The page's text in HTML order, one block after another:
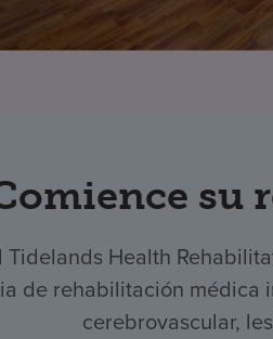
su
Tidelands Health
de rehabilitación médica
cerebrovascular,